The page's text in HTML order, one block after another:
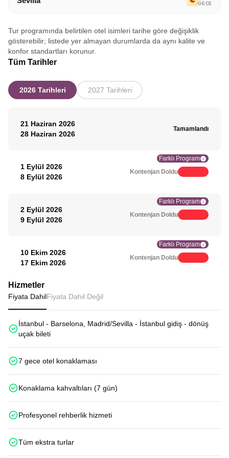
GECE
Tur programında belirtilen otel isimleri tarihe göre değişiklik
gösterebilir; listede yer almayan durumlarda da aynı kalite ve
konfor standartları korunur.
Tüm Tarihler
2026 Tarihleri 2027 Tarihleri
21 Haziran 2026
28 Haziran 2026
Tamamlandı
1 Eylül 2026
8 Eylül 2026
Farklı Program
Kontenjan Doldu
2 Eylül 2026
9 Eylül 2026
Farklı Program
Kontenjan Doldu
10 Ekim 2026
17 Ekim 2026
Farklı Program
Kontenjan Doldu
Hizmetler
Fiyata DahilFiyata Dahil Değil
İstanbul - Barselona, Madrid/Sevilla - İstanbul gidiş - dönüş
uçak bileti
7 gece otel konaklaması
Konaklama kahvaltıları (7 gün)
Profesyonel rehberlik hizmeti
Tüm ekstra turlar